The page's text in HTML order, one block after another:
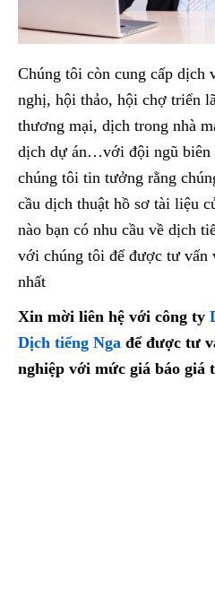
Chúng tôi còn cung cấp dịch
nghị, hội thảo, hội chợ triển
thương mại, dịch trong nhà
dịch dự án…với đội ngũ biên
chúng tôi tin tưởng rằng
cầu dịch thuật hồ sơ tài liệu
nào bạn có nhu cầu về dịch
với chúng tôi để được tư vấn
nhất
Xin mời liên hệ với công ty
Dịch tiếng Nga để được tư
nghiệp với mức giá báo giá